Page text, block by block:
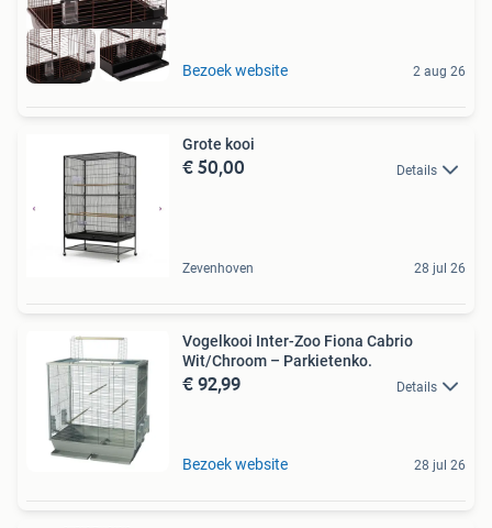
Bezoek website 2 aug 26
Grote kooi
€ 50,00 Details
Zevenhoven 28 jul 26
Vogelkooi Inter-Zoo Fiona Cabrio
Wit/Chroom – Parkietenko.
€ 92,99 Details
Bezoek website 28 jul 26